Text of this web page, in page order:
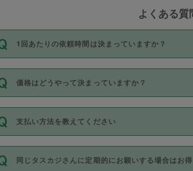
よくある質
1回あたりの依頼時間は決まっていますか？
依頼1回につき3時間固定です。3時間を超えて依
い。機能をご利用いただくには、タスカジさんに
が必要です。なお、3時間を下回っても、値引き等
価格はどうやって決まっていますか？
11種類の価格帯の中からタスカジさん自身が価格
タスカジさんの価格設定には最初は制限があり、
除々に設定可能な最高額が上がっていく仕組みに
支払い方法を教えてください
お支払方法はクレジットカード（Visa／Master／
Club）のみとなります。
同じタスカジさんに定期的にお願いする場合はお得